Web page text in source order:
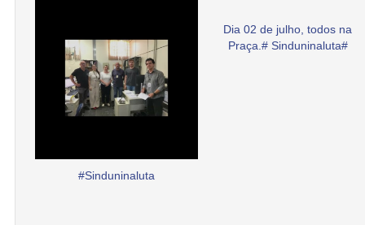
#Sinduninaluta
Dia 02 de julho, todos na
Praça.# Sinduninaluta#